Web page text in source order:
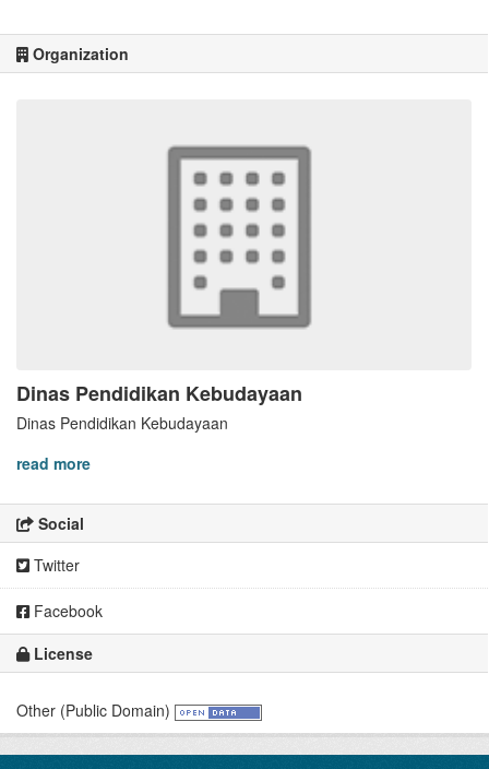
Organization
Dinas Pendidikan Kebudayaan
Dinas Pendidikan Kebudayaan
read more
Social
Twitter
Facebook
License
Other (Public Domain)